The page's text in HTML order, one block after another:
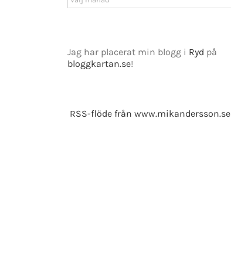
Jag har placerat min blogg i Ryd på
bloggkartan.se!
RSS-flöde från www.mikandersson.se